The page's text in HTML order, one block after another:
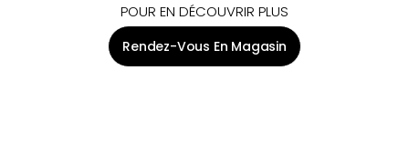
POUR EN DÉCOUVRIR PLUS
Rendez-Vous En Magasin